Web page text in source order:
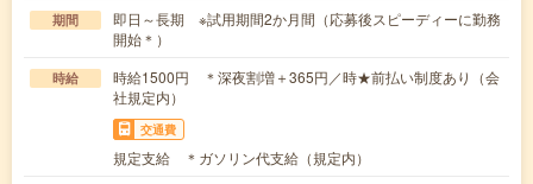
期間
即日～長期 ※試用期間2か月間（応募後スピーディーに勤務
開始＊）
時給
時給1500円 ＊深夜割増＋365円／時★前払い制度あり（会
社規定内）
交通費
規定支給 ＊ガソリン代支給（規定内）